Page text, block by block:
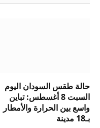
حالة طقس السودان اليوم
السبت 8 أغسطس: تباين
واسع بين الحرارة والأمطار
بـ18 مدينة